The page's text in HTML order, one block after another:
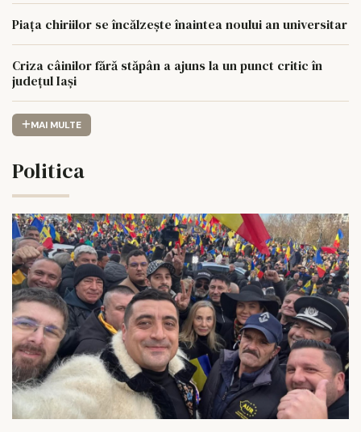
Piața chiriilor se încălzește înaintea noului an universitar
Criza câinilor fără stăpân a ajuns la un punct critic în
județul Iași
MAI MULTE
Politica